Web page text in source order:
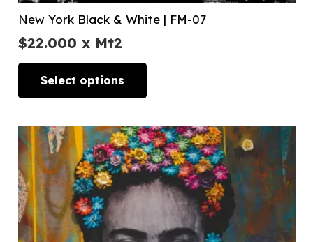
New York Black & White | FM-07
$22.000 x Mt2
Select options